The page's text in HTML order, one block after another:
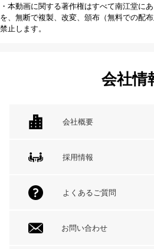
・本動画に関する著作権はすべて南江堂に
を、無断で複製、改変、頒布（無料での配
禁止します。
会社情
会社概要
採用情報
よくあるご質問
お問い合わせ